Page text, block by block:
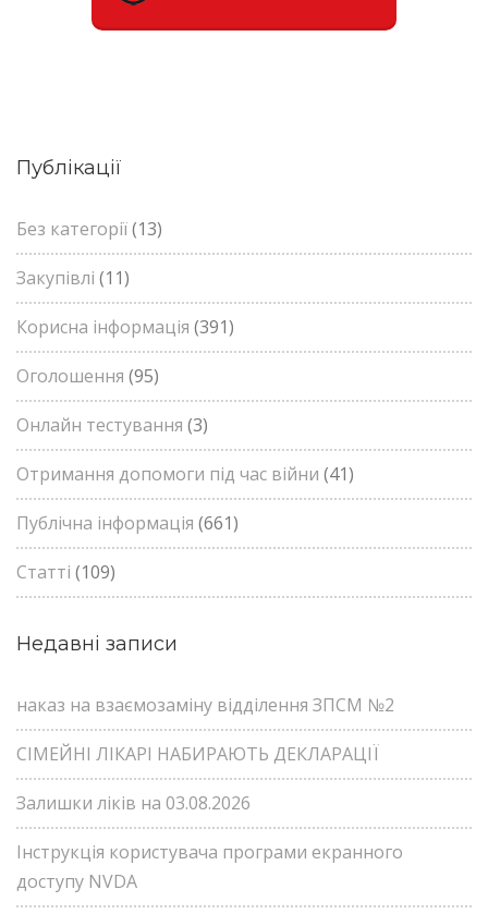
Публікації
Без категорії(13)
Закупівлі (11)
Корисна інформація (391)
Оголошення (95)
Онлайн тестування (3)
Отримання допомоги під час війни (41)
Публічна інформація (661)
Статті (109)
Недавні записи
наказ на взаємозаміну відділення ЗПСМ №2
СІМЕЙНІ ЛІКАРІ НАБИРАЮТЬ ДЕКЛАРАЦІЇ
Залишки ліків на 03.08.2026
Інструкція користувача програми екранного
доступу NVDA